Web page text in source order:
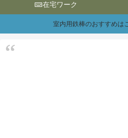
在宅ワーク
室内用鉄棒のおすすめは